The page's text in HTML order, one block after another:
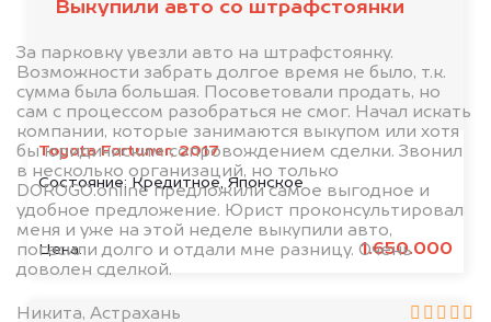
Toyota Fortuner, 2017
Состояние: Кредитное, Японское
Цена: 1.650.000
Выкупили авто со штрафстоянки
За парковку увезли авто на штрафстоянку.
Возможности забрать долгое время не было, т.к.
сумма была большая. Посоветовали продать, но
сам с процессом разобраться не смог. Начал искать
компании, которые занимаются выкупом или хотя
бы юридичиским сопровождением сделки. Звонил
в несколько организаций, но только
DOROGO.online предложили самое выгодное и
удобное предложение. Юрист проконсультировал
меня и уже на этой неделе выкупили авто,
погасили долго и отдали мне разницу. Очень
доволен сделкой.
Никита, Астрахань